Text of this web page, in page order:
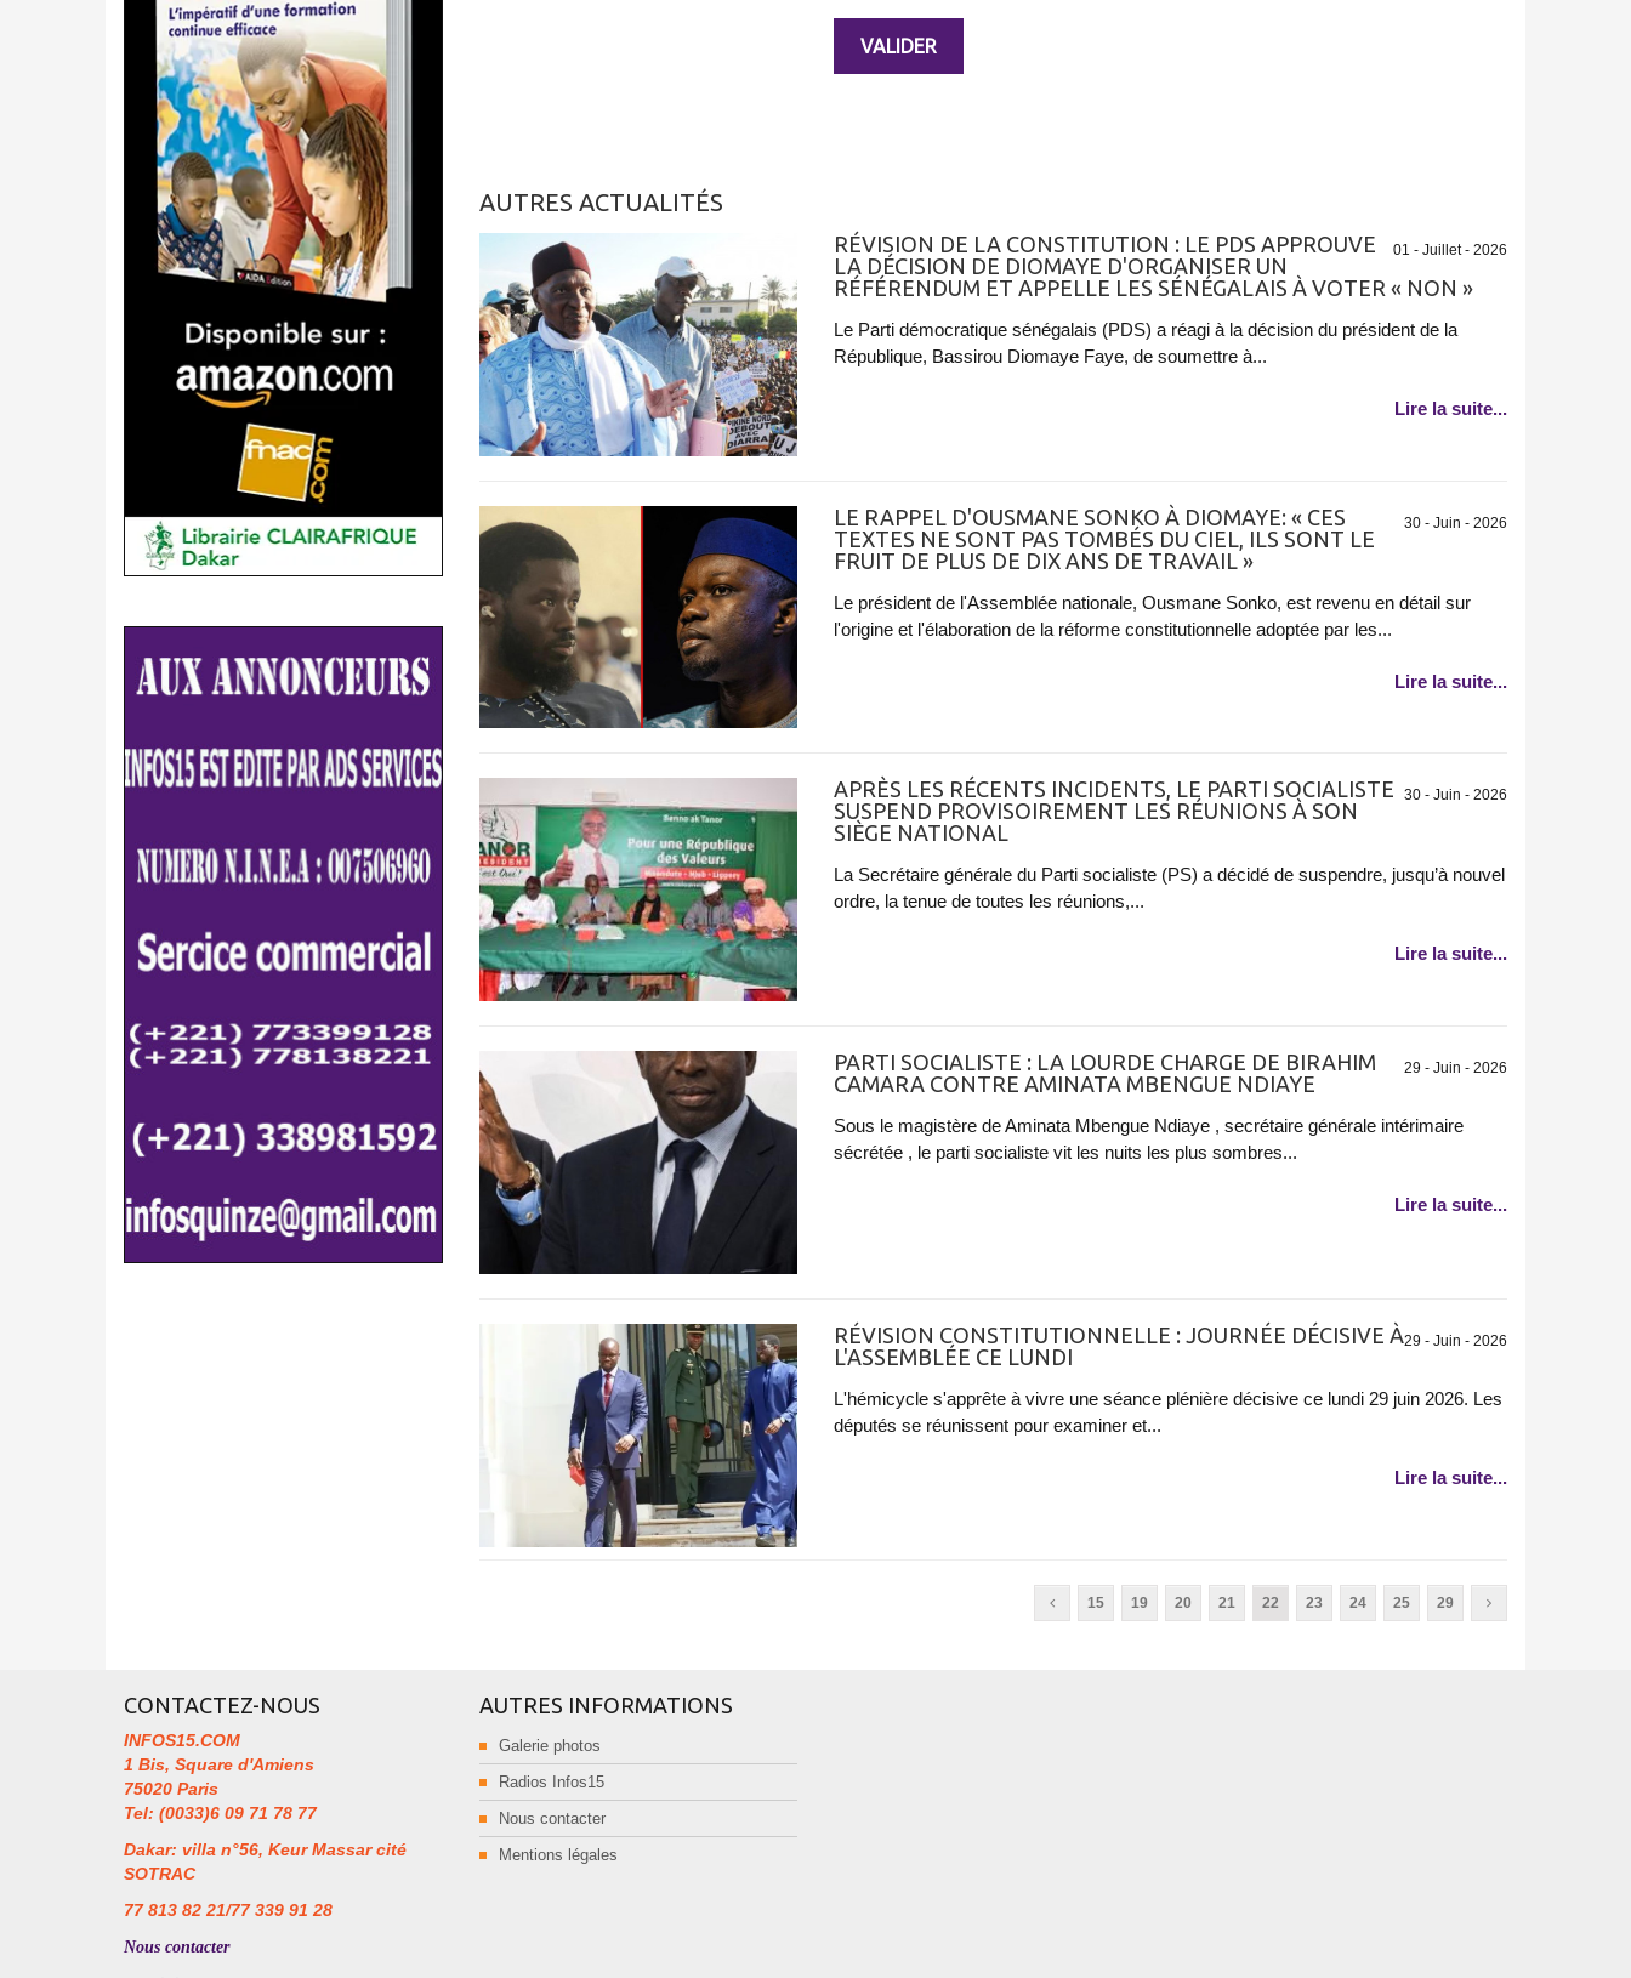
AUTRES ACTUALITÉS
01 - Juillet - 2026
RÉVISION DE LA CONSTITUTION : LE PDS APPROUVE
LA DÉCISION DE DIOMAYE D'ORGANISER UN
RÉFÉRENDUM ET APPELLE LES SÉNÉGALAIS À VOTER « NON »
Le Parti démocratique sénégalais (PDS) a réagi à la décision du président de la
République, Bassirou Diomaye Faye, de soumettre à...
Lire la suite...
30 - Juin - 2026
LE RAPPEL D'OUSMANE SONKO À DIOMAYE: « CES
TEXTES NE SONT PAS TOMBÉS DU CIEL, ILS SONT LE
FRUIT DE PLUS DE DIX ANS DE TRAVAIL »
Le président de l'Assemblée nationale, Ousmane Sonko, est revenu en détail sur
l'origine et l'élaboration de la réforme constitutionnelle adoptée par les...
Lire la suite...
30 - Juin - 2026
APRÈS LES RÉCENTS INCIDENTS, LE PARTI SOCIALISTE
SUSPEND PROVISOIREMENT LES RÉUNIONS À SON
SIÈGE NATIONAL
La Secrétaire générale du Parti socialiste (PS) a décidé de suspendre, jusqu’à nouvel
ordre, la tenue de toutes les réunions,...
Lire la suite...
29 - Juin - 2026
PARTI SOCIALISTE : LA LOURDE CHARGE DE BIRAHIM
CAMARA CONTRE AMINATA MBENGUE NDIAYE
Sous le magistère de Aminata Mbengue Ndiaye , secrétaire générale intérimaire
sécrétée , le parti socialiste vit les nuits les plus sombres...
Lire la suite...
29 - Juin - 2026
RÉVISION CONSTITUTIONNELLE : JOURNÉE DÉCISIVE À
L'ASSEMBLÉE CE LUNDI
L'hémicycle s'apprête à vivre une séance plénière décisive ce lundi 29 juin 2026. Les
députés se réunissent pour examiner et...
Lire la suite...
15 19 20 21 22 23 24 25 29
CONTACTEZ-NOUS
INFOS15.COM
1 Bis, Square d'Amiens
75020 Paris
Tel: (0033)6 09 71 78 77
Dakar: villa n°56, Keur Massar cité
SOTRAC
77 813 82 21/77 339 91 28
Nous contacter
AUTRES INFORMATIONS
Galerie photos
Radios Infos15
Nous contacter
Mentions légales